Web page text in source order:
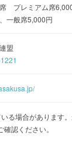
プレミアム席
一般席5,000円
盟
る場合があります
認ください。